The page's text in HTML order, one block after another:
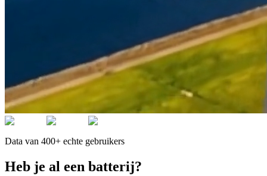
Data van 400+ echte gebruikers
Heb je al een batterij?